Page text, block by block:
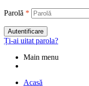
Parolă *
Autentificare
Ți-ai uitat parola?
Main menu
Acasă